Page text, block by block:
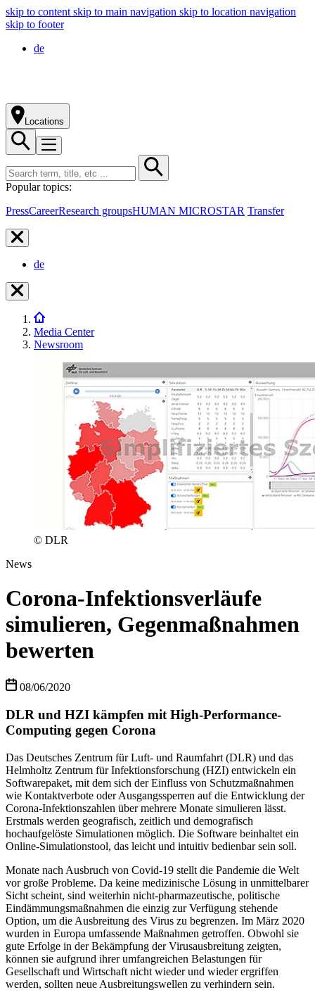
skip to content skip to main navigation skip to location navigation
skip to footer
de
Locations
Popular topics:
PressCareerResearch groupsHUMAN MICROSTAR Transfer
de
Media Center
Newsroom
© DLR
News
Corona-Infektionsverläufe
simulieren, Gegenmaßnahmen
bewerten
08/06/2020
DLR und HZI kämpfen mit High-Performance-
Computing gegen Corona
Das Deutsches Zentrum für Luft- und Raumfahrt (DLR) und das
Helmholtz Zentrum für Infektionsforschung (HZI) entwickeln ein
Softwarepaket, mit dem sich der Einfluss von Schutzmaßnahmen
wie Kontaktverbote oder Ausgangssperren auf die Entwicklung der
Corona-Infektionszahlen über mehrere Monate simulieren lässt.
Erstmals werden geografisch, zeitlich und demografisch
hochaufgelöste Simulationen möglich. Die Software beinhaltet ein
Online-Simulationstool, das leicht und intuitiv bedienbar sein soll.
Monate nach Ausbruch von Covid-19 stellt die Pandemie die Welt
vor große Probleme. Da keine medizinische Lösung in unmittelbarer
Sicht scheint, sind weiterhin nicht-pharmazeutische, politische
Eindämmungsmaßnahmen die einzig zur Verfügung stehende
Option, um die Ausbreitung des Virus zu begrenzen. Im März 2020
wurden in Europa umfassende Maßnahmen getroffen. Obwohl sie
gute Erfolge in der Bekämpfung der Virusausbreitung zeigten,
können sie aufgrund ihrer umfangreichen Belastungen für
Gesellschaft und Wirtschaft nicht wieder und wieder ergriffen
werden, sollten neue Ausbreitungswellen zu verhindern sein.